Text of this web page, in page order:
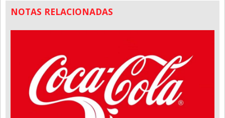
Tendencias
Viajes
NOTAS RELACIONADAS